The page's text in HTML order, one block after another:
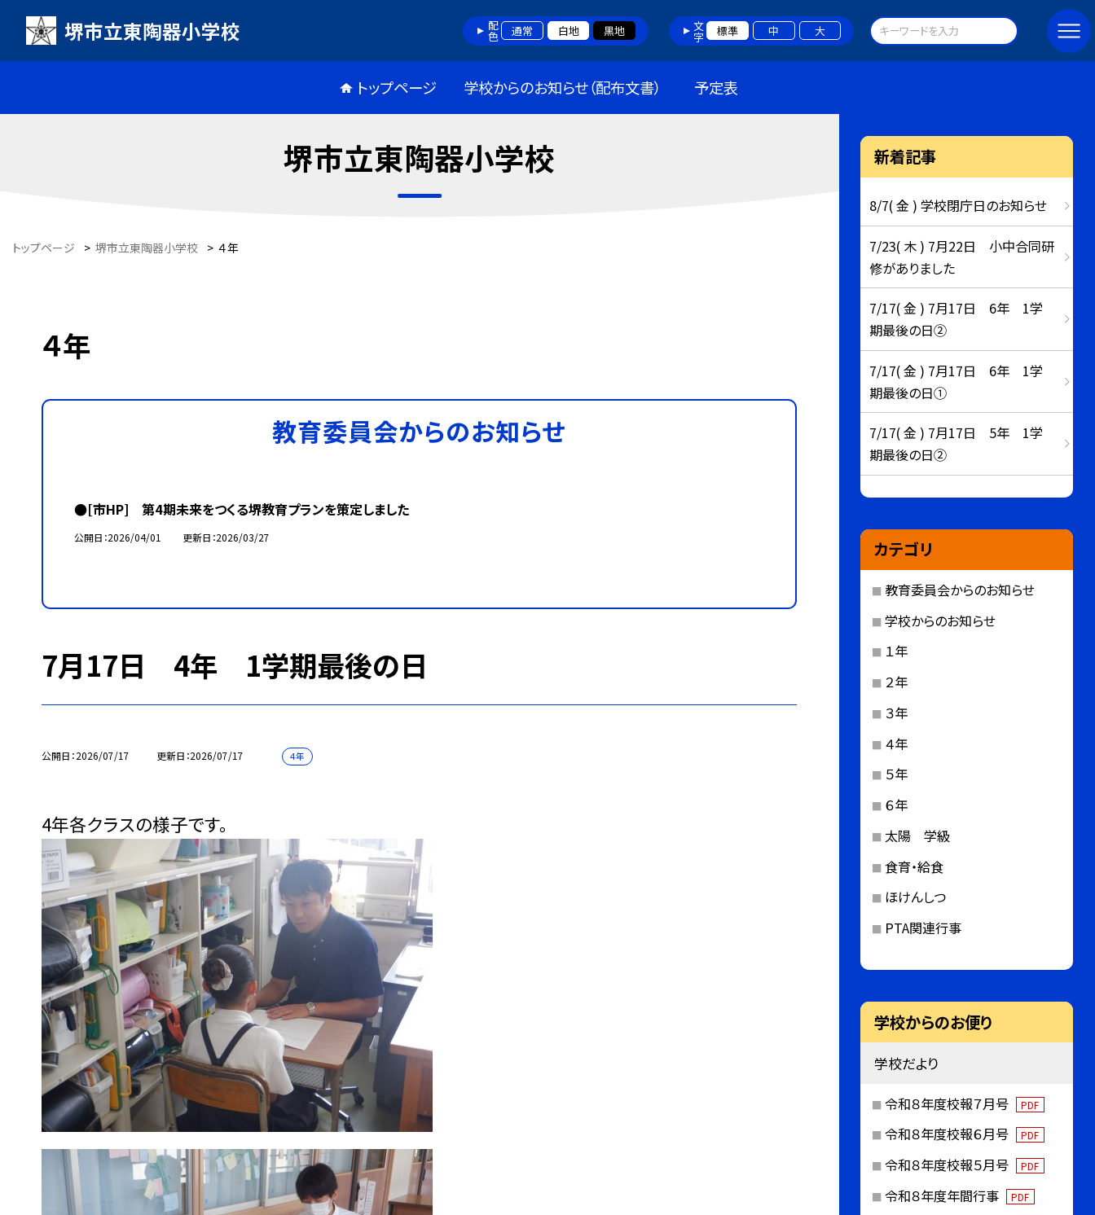
堺市立東陶器小学校 配色 通常 白地 黒地 文字 標準 中 大
トップページ 学校からのお知らせ（配布文書） 予定表
堺市立東陶器小学校
トップページ > 堺市立東陶器小学校 > ４年
４年
教育委員会からのお知らせ
●[市HP] 第4期未来をつくる堺教育プランを策定しました
公開日 2026/04/01 更新日 2026/03/27
7月17日 4年 1学期最後の日
公開日 2026/07/17 更新日 2026/07/17 ４年
4年各クラスの様子です。
新着記事
8/7( 金 ) 学校閉庁日のお知らせ
7/23( 木 ) 7月22日 小中合同研
修がありました
7/17( 金 ) 7月17日 6年 1学
期最後の日②
7/17( 金 ) 7月17日 6年 1学
期最後の日①
7/17( 金 ) 7月17日 5年 1学
期最後の日②
カテゴリ
教育委員会からのお知らせ
学校からのお知らせ
１年
２年
３年
４年
５年
６年
太陽 学級
食育・給食
ほけんしつ
PTA関連行事
学校からのお便り
学校だより
令和８年度校報７月号 PDF
令和８年度校報６月号 PDF
令和８年度校報５月号 PDF
令和８年度年間行事 PDF